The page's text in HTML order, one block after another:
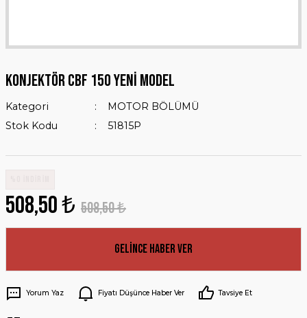
KONJEKTÖR CBF 150 YENİ MODEL
Kategori
MOTOR BÖLÜMÜ
Stok Kodu
51815P
508,50 ₺ 508,50 ₺
Gelince Haber Ver
Yorum Yaz Fiyatı Düşünce Haber Ver Tavsiye Et